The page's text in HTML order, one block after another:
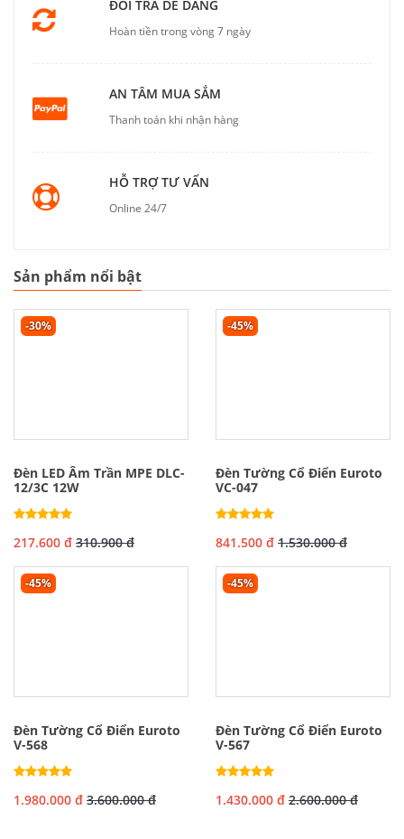
ĐỔI TRẢ DỄ DÀNG
Hoàn tiền trong vòng 7 ngày
AN TÂM MUA SẮM
Thanh toán khi nhận hàng
HỖ TRỢ TƯ VẤN
Online 24/7
Sản phẩm nổi bật
-30%
Đèn LED Âm Trần MPE DLC-
12/3C 12W
217.600 đ 310.900 đ
-45%
Đèn Tường Cổ Điển Euroto
VC-047
841.500 đ 1.530.000 đ
-45%
Đèn Tường Cổ Điển Euroto
V-568
1.980.000 đ 3.600.000 đ
-45%
Đèn Tường Cổ Điển Euroto
V-567
1.430.000 đ 2.600.000 đ